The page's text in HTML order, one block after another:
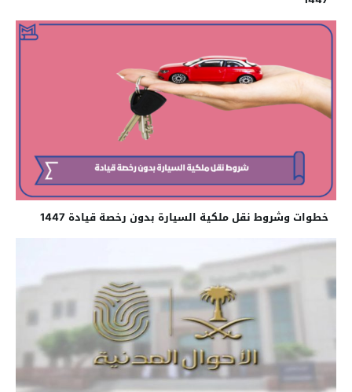
خطوات وشروط نقل ملكية السيارة بدون رخصة قيادة 1447